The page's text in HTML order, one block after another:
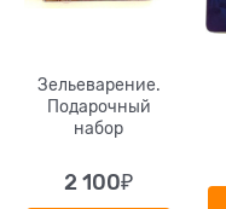
Зельеварение.
Подарочный
набор
2 100₽